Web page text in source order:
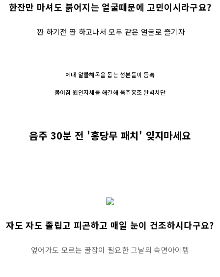
한잔만 마셔도 붉어지는 얼굴때문에 고민이시라구요?
짠 하기전 짠 하고나서 모두 같은 얼굴로 즐기자
체내 알콜해독을 돕는 성분들이 듬뿍
붉어짐 원인자체를 해결해 음주홍조 완벽차단
음주 30분 전 '홍당무 패치' 잊지마세요
자도 자도 졸립고 피곤하고 매일 눈이 건조하시다구요?
엎어가도 모르는 꿀잠이 필요한 그날의 숙면아이템